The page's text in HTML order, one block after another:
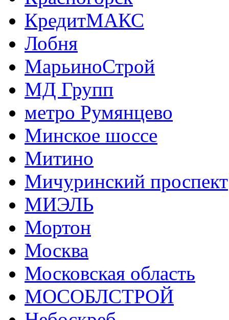
КредитМАКС
Лобня
МарьиноСтрой
МД Групп
метро Румянцево
Минское шоссе
Митино
Мичуринский проспект
МИЭЛЬ
Мортон
Москва
Московская область
МОСОБЛСТРОЙ